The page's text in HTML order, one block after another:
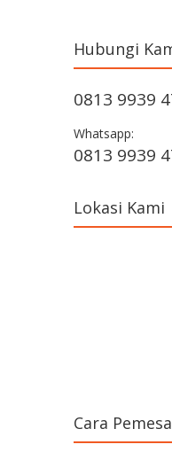
Hubungi
0813 9939
Whatsapp:
0813 9939
Lokasi Kami
Cara